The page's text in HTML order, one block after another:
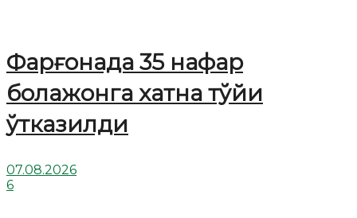
Фарғонада 35 нафар
болажонга хатна тўйи
ўтказилди
07.08.2026
6